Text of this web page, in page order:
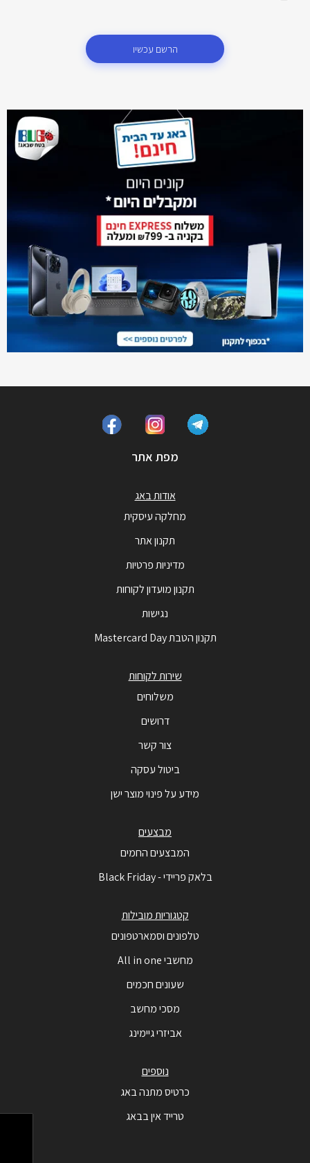
הרשם עכשיו
מפת אתר
אודות באג
מחלקה עיסקית
תקנון אתר
מדיניות פרטיות
תקנון מועדון לקוחות
נגישות
תקנון הטבת Mastercard Day
שירות לקוחות
משלוחים
דרושים
צור קשר
ביטול עסקה
מידע על פינוי מוצר ישן
מבצעים
המבצעים החמים
בלאק פריידי - Black Friday
קטגוריות מובילות
טלפונים וסמארטפונים
מחשבי All in one
שעונים חכמים
מסכי מחשב
אביזרי גיימינג
נוספים
כרטיס מתנה באג
טרייד אין בבאג